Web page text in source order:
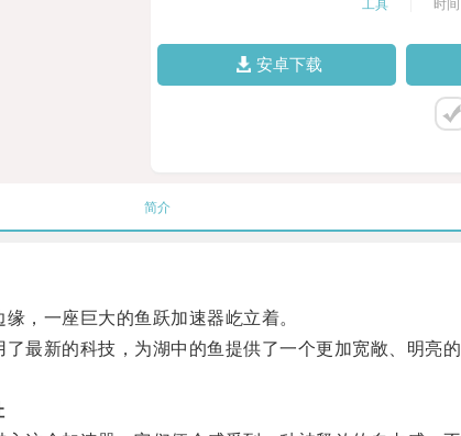
工具 时
安卓下载
简介
一座巨大的鱼跃加速器屹立着。
新的科技，为湖中的鱼提供了一个更加宽敞、明亮的